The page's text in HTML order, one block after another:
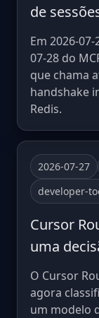
de
Em 2026-
07-28 do
que chama
handshake
Redis.
2026-07-27
developer-
Cursor
uma
O Cursor
agora
um modelo